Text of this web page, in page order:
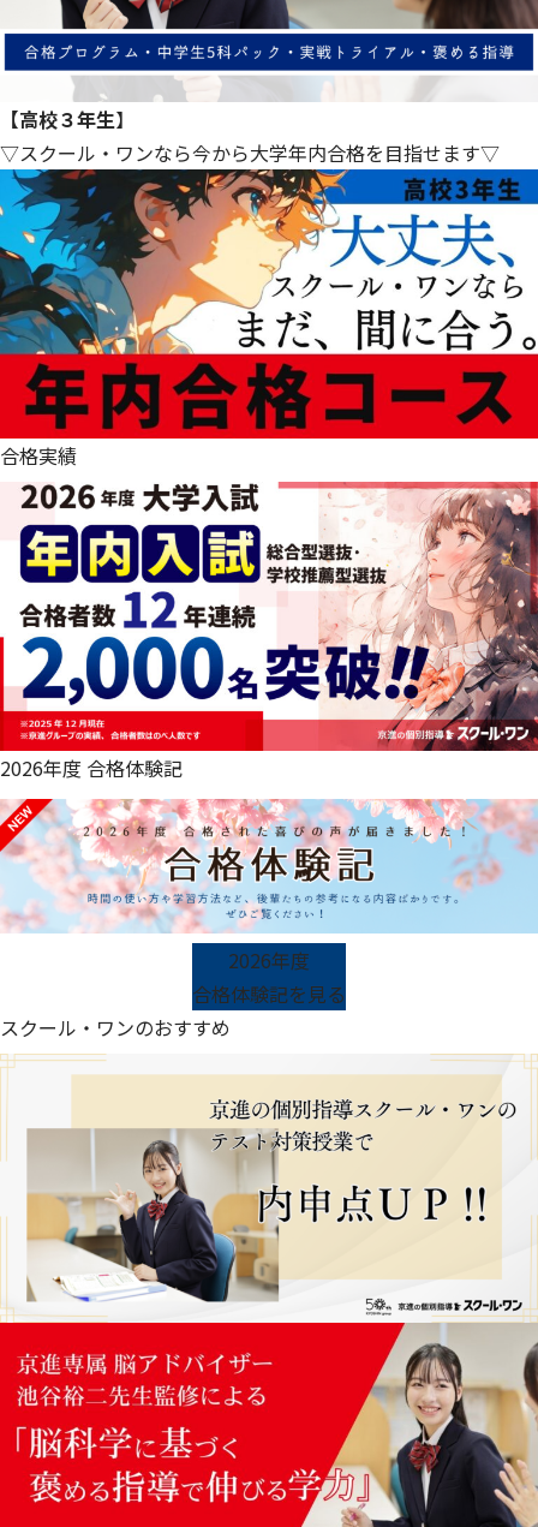
【高校３年生】
▽スクール・ワンなら今から大学年内合格を目指せます▽
合格実績
2026年度 合格体験記
2026年度
合格体験記を見る
スクール・ワンのおすすめ